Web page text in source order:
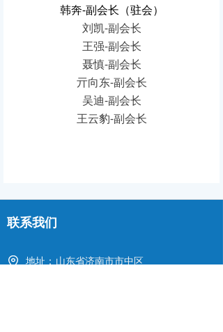
韩奔-副会长（驻会）
刘凯-副会长
王强-副会长
聂慎-副会长
亓向东-副会长
吴迪-副会长
王云豹-副会长
联系我们
地址： 山东省济南市市中区